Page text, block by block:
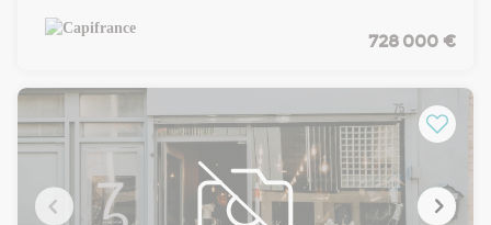
présente actuellement 2 activités distinctes : un restaurant
et une salle de réception. Le loyer du restaurant est de 2500
l'agence. La zone déjà mature est en plein développement.
Le bâtiment dispose d'un parking de 80 places et est
accessible par deux routes. Possibilité de disposer
immédiatement de 250 m2 car un des locaux commerciaux
va être en recherche de locataire. Les honoraires d'agence
sont à la charge de l'acquéreur, soit 12,00% TTC du prix hors
728 000 €